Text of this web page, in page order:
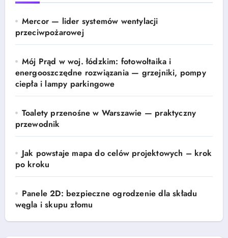
Mercor — lider systemów wentylacji
przeciwpożarowej
Mój Prąd w woj. łódzkim: fotowoltaika i
energooszczędne rozwiązania — grzejniki, pompy
ciepła i lampy parkingowe
Toalety przenośne w Warszawie — praktyczny
przewodnik
Jak powstaje mapa do celów projektowych – krok
po kroku
Panele 2D: bezpieczne ogrodzenie dla składu
węgla i skupu złomu